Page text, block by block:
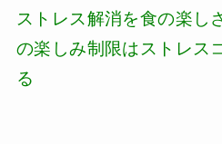
ストレス解消を食の楽し
の楽しみ制限はストレス
る